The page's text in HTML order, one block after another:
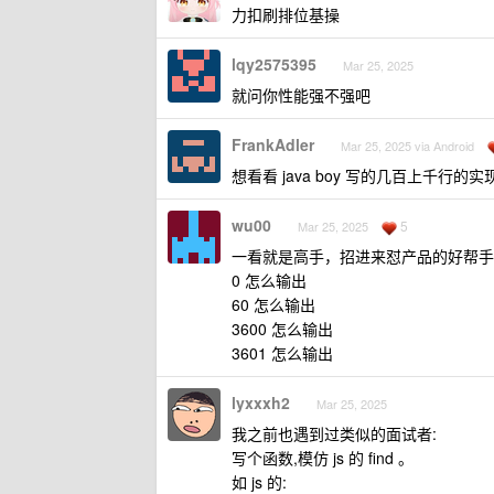
力扣刷排位基操
lqy2575395 Mar 25, 2025
就问你性能强不强吧
FrankAdler Mar 25, 2025 via Android
想看看 java boy 写的几百上千行的实
wu00 Mar 25, 2025 5
一看就是高手，招进来怼产品的好帮手
0 怎么输出
60 怎么输出
3600 怎么输出
3601 怎么输出
lyxxxh2 Mar 25, 2025
我之前也遇到过类似的面试者:
写个函数,模仿 js 的 find 。
如 js 的: